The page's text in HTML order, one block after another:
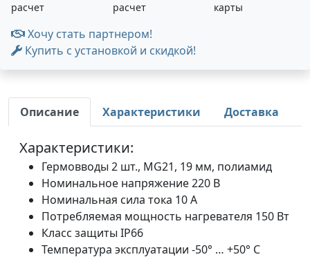
расчет
расчет
карты
Хочу стать партнером!
Купить с установкой и скидкой!
Описание Характеристики Доставка
Характеристики:
Гермовводы 2 шт., MG21, 19 мм, полиамид
Номинальное напряжение 220 В
Номинальная сила тока 10 А
Потребляемая мощность нагревателя 150 Вт
Класс защиты IP66
Температура эксплуатации -50° … +50° C